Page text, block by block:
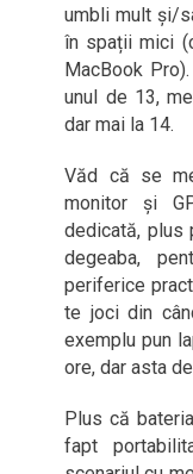
umbli mult și/
în spații mici
MacBook
unul de 13,
dar mai la 14.
Văd că se
monitor și
dedicată, plus
degeaba,
periferice
te joci din
exemplu pun
ore, dar asta
Plus că
fapt